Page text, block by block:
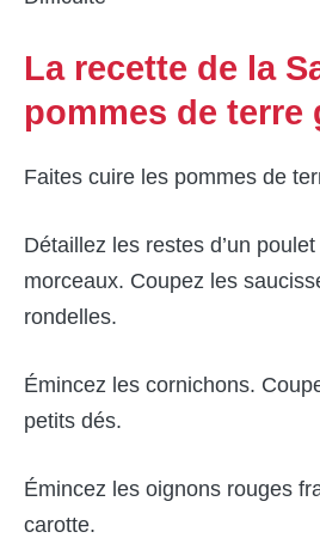
La recette de la
pommes de terre
Faites cuire les pommes de
Détaillez les restes d’un
morceaux. Coupez les
rondelles.
Émincez les cornichons.
petits dés.
Émincez les oignons rouges
carotte.